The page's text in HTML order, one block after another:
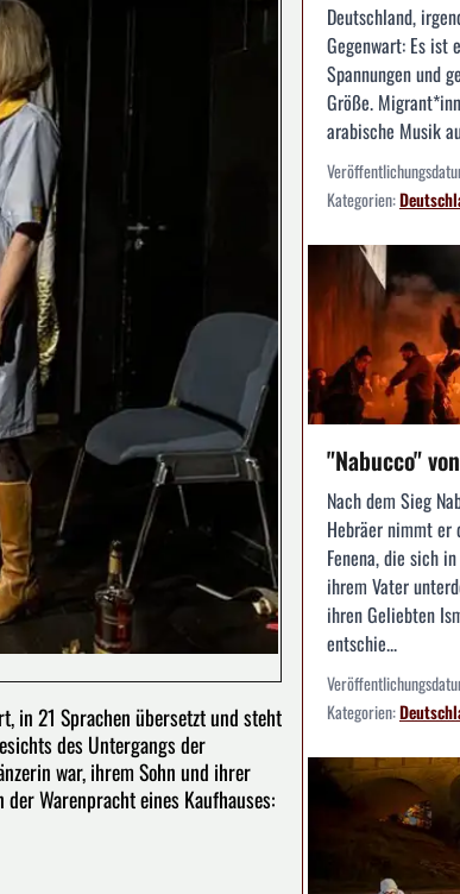
in 21 Sprachen übersetzt und steht
des Untergangs der
war, ihrem Sohn und ihrer
Warenpracht eines Kaufhauses:
Deutschland,
Gegenwart: Es ist
Spannungen und
Größe.
arabische Musik
Kategorien:
"Nabucco"
Nach dem Sieg
Hebräer nimmt er
Fenena, die sich
ihrem Vater
ihren Geliebten
entschie...
Kategorien: